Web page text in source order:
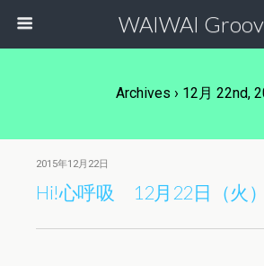
WAIWAI
Archives › 12月 22nd,
2015年12月22日
Hi!心呼吸 12月22日（火）